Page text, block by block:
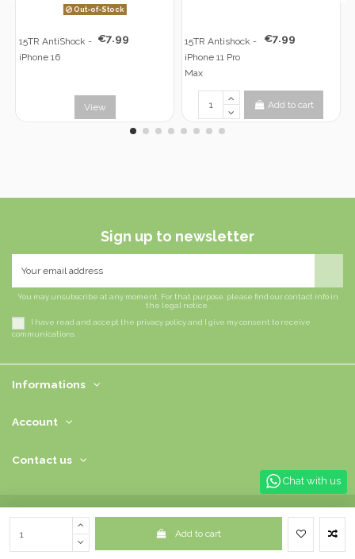
Add to cart
Out-of-Stock
15TR AntiShock -
iPhone 16
€7.99
View
15TR Antishock -
iPhone 11 Pro
Max
€7.99
Add to cart
Sign up to newsletter
You may unsubscribe at any moment. For that purpose, please find our contact info in
the legal notice.
I have read and accept the privacy policy and I give my consent to receive
communications
Informations
Account
Contact us
Chat with us